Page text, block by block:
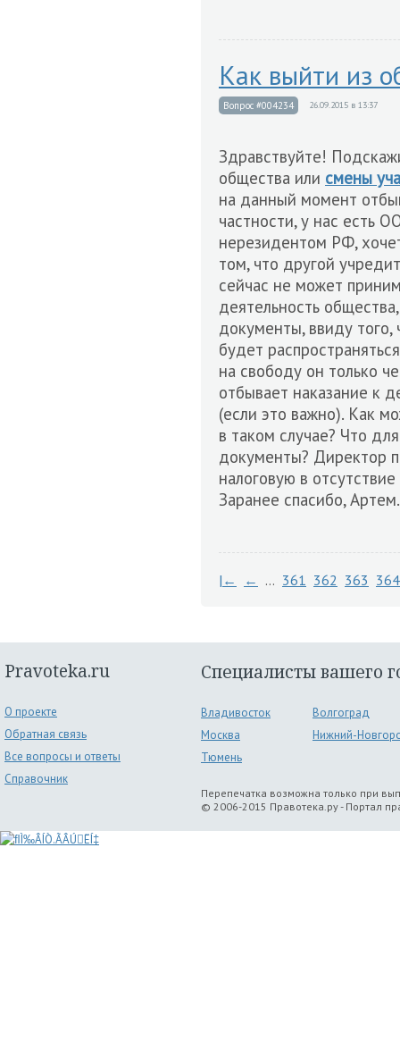
Как выйти из
Вопрос #004234 26.09.2015 в 13:37
Здравствуйте!
общества или смены
на данный момент
частности, у нас есть
нерезидентом РФ,
том, что другой
сейчас не может
деятельность
документы, ввиду того,
будет
на свободу он только
отбывает наказание к
(если это важно). Как
в таком случае? Что
документы? Директор
налоговую в
Заранее спасибо,
|← ← … 361 362 363 364
Pravoteka.ru
О проекте
Обратная связь
Все вопросы и ответы
Справочник
Специалисты вашего
Владивосток
Волгоград
Москва
Нижний-
Тюмень
Перепечатка возможна только при
© 2006-2015 Правотека.ру - Портал